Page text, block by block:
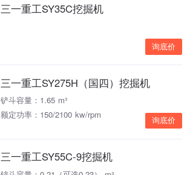
三一重工SY35C挖掘机
询底价
三一重工SY275H（国四）挖掘机
铲斗容量：1.65 m³
额定功率：150/2100 kw/rpm
询底价
三一重工SY55C-9挖掘机